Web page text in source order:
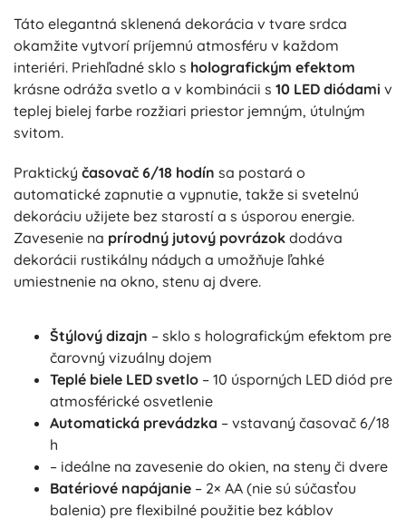
Táto elegantná sklenená dekorácia v tvare srdca
okamžite vytvorí príjemnú atmosféru v každom
interiéri. Priehľadné sklo s holografickým efektom
krásne odráža svetlo a v kombinácii s 10 LED diódami v
teplej bielej farbe rozžiari priestor jemným, útulným
svitom.
Praktický časovač 6/18 hodín sa postará o
automatické zapnutie a vypnutie, takže si svetelnú
dekoráciu užijete bez starostí a s úsporou energie.
Zavesenie na prírodný jutový povrázok dodáva
dekorácii rustikálny nádych a umožňuje ľahké
umiestnenie na okno, stenu aj dvere.
Štýlový dizajn – sklo s holografickým efektom pre
čarovný vizuálny dojem
Teplé biele LED svetlo – 10 úsporných LED diód pre
atmosférické osvetlenie
Automatická prevádzka – vstavaný časovač 6/18
h
– ideálne na zavesenie do okien, na steny či dvere
Batériové napájanie – 2× AA (nie sú súčasťou
balenia) pre flexibilné použitie bez káblov